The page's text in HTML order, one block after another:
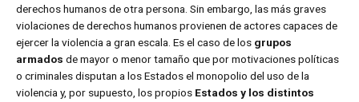
derechos humanos de otra persona. Sin embargo, las más graves
violaciones de derechos humanos provienen de actores capaces de
ejercer la violencia a gran escala. Es el caso de los grupos
armados de mayor o menor tamaño que por motivaciones políticas
o criminales disputan a los Estados el monopolio del uso de la
violencia y, por supuesto, los propios Estados y los distintos